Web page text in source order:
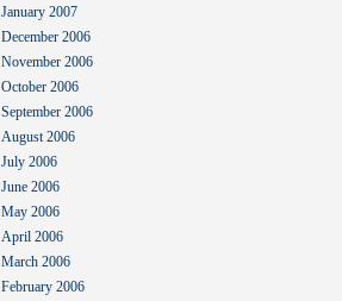
January 2007
December 2006
November 2006
October 2006
September 2006
August 2006
July 2006
June 2006
May 2006
April 2006
March 2006
February 2006